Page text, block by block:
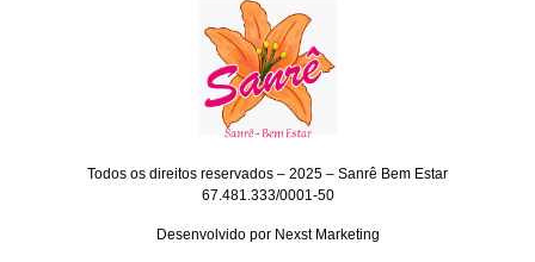
Todos os direitos reservados – 2025 – Sanrê Bem Estar
67.481.333/0001-50
Desenvolvido por Nexst Marketing